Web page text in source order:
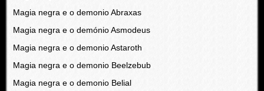
Magia negra e o demonio Abraxas
Magia negra e o demónio Asmodeus
Magia negra e o demonio Astaroth
Magia negra e o demonio Beelzebub
Magia negra e o demonio Belial